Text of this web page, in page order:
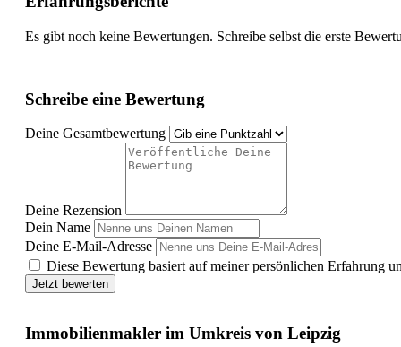
Es gibt noch keine Bewertungen. Schreibe selbst die erste
Schreibe eine Bewertung
Deine Gesamtbewertung
Deine Rezension
Dein Name
Deine E-Mail-Adresse
Diese Bewertung basiert auf meiner persönlichen Erfahrung
Jetzt bewerten
Immobilienmakler im Umkreis von Leipzig